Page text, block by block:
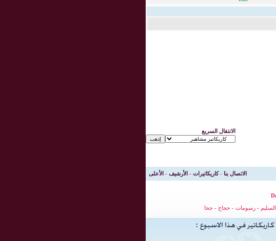
الانتقال السريع
الاتصال بنا -كاريكاتيرات - الأرشيف - الأعلى
D
السليم -رسومات - حجاج - جحا